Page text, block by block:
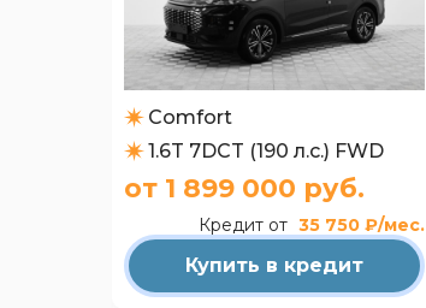
Comfort
1.6T 7DCT (190 л.с.) FWD
от 1 899 000 руб.
Кредит от 35 750 ₽/мес.
Купить в кредит